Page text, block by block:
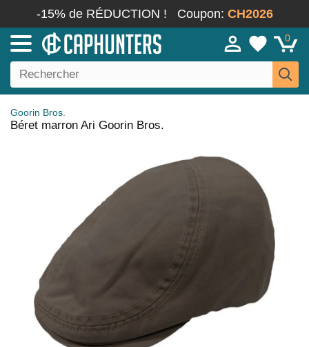
-15% de RÉDUCTION ! Coupon: CH2026
0
Goorin Bros.
Béret marron Ari Goorin Bros.